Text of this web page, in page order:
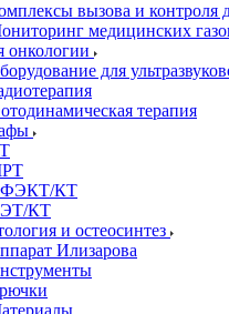
вызова и контроля
медицинских
онкологии
для
терапия
КТ
КТ
и остеосинтез
Илизарова